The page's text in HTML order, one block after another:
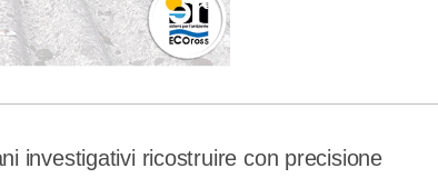
investigativi ricostruire con precisione